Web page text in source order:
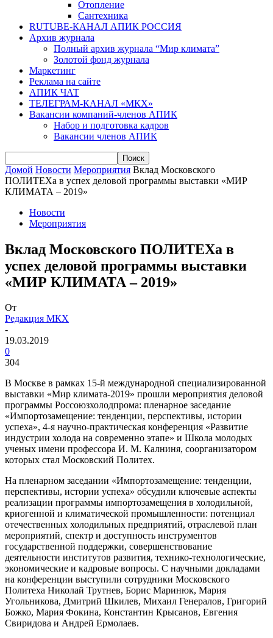
Отопление
Сантехника
RUTUBE-КАНАЛ АПИК РОССИЯ
Архив журнала
Полный архив журнала “Мир климата”
Золотой фонд журнала
Маркетинг
Реклама на сайте
АПИК ЧАТ
ТЕЛЕГРАМ-КАНАЛ «МКХ»
Вакансии компаний-членов АПИК
Набор и подготовка кадров
Вакансии членов АПИК
Домой Новости Мероприятия Вклад Московского
ПОЛИТЕХа в успех деловой программы выставки «МИР
КЛИМАТА – 2019»
Новости
Мероприятия
Вклад Московского ПОЛИТЕХа в
успех деловой программы выставки
«МИР КЛИМАТА – 2019»
От
Редакция МКХ
-
19.03.2019
0
304
В Москве в рамках 15-й международной специализированной
выставки «Мир климата-2019» прошли мероприятия деловой
программы Россоюзхолодпрома: пленарное заседание
«Импортозамещение: тенденции, перспективы, истории
успеха», 4-я научно-практическая конференция «Развитие
индустрии холода на современно этапе» и Школа молодых
ученых имени профессора И. М. Калниня, соорганизатором
которых стал Московский Политех.
На пленарном заседании «Импортозамещение: тенденции,
перспективы, истории успеха» обсудили ключевые аспекты
реализации программы импортозамещения в холодильной,
криогенной и климатической промышленности: потенциал
отечественных холодильных предприятий, отраслевой план
мероприятий, спектр и доступность инструментов
государственной поддержки, совершенствование
деятельности институтов развития, технико-технологические,
экономические и кадровые вопросы. С научными докладами
на конференции выступили сотрудники Московского
Политеха Николай Трутнев, Борис Маринюк, Мария
Угольникова, Дмитрий Шкилев, Михаил Генералов, Григорий
Божко, Мария Фокина, Константин Крысанов, Евгения
Свиридова и Андрей Ермолаев.